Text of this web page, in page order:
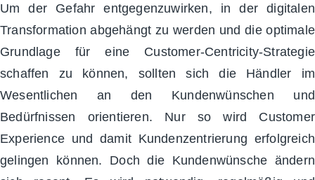
Um der Gefahr entgegenzuwirken, in der digitalen
Transformation abgehängt zu werden und die optimale
Grundlage für eine Customer-Centricity-Strategie
schaffen zu können, sollten sich die Händler im
Wesentlichen an den Kundenwünschen und
Bedürfnissen orientieren. Nur so wird Customer
Experience und damit Kundenzentrierung erfolgreich
gelingen können. Doch die Kundenwünsche ändern